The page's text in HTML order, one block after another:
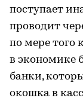
поступает
проводит
по мере того
в экономике
банки,
окошка в